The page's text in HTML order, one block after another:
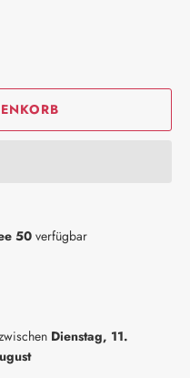
50verfügbar
Dienstag, 11.